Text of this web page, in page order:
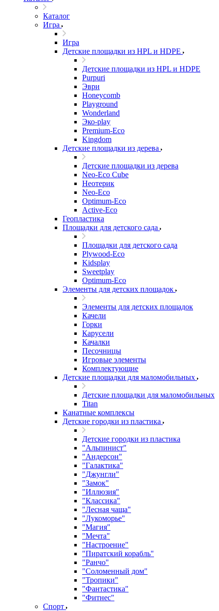
Каталог
Игра
Игра
Детские площадки из HPL и HDPE
Детские площадки из HPL и HDPE
Purpuri
Эври
Honeycomb
Playground
Wonderland
Эко-play
Premium-Eco
Kingdom
Детские площадки из дерева
Детские площадки из дерева
Neo-Eco Cube
Неотерик
Neo-Eco
Оptimum-Еco
Active-Eco
Геопластика
Площадки для детского сада
Площадки для детского сада
Plywood-Eco
Kidsplay
Sweetplay
Оptimum-Еco
Элементы для детских площадок
Элементы для детских площадок
Качели
Горки
Карусели
Качалки
Песочницы
Игровые элементы
Комплектующие
Детские площадки для маломобильных
Детские площадки для маломобильных
Titan
Канатные комплексы
Детские городки из пластика
Детские городки из пластика
"Альпинист"
"Андерсон"
"Галактика"
"Джунгли"
"Замок"
"Иллюзия"
"Классика"
"Лесная чаща"
"Лукоморье"
"Магия"
"Мечта"
"Настроение"
"Пиратский корабль"
"Ранчо"
"Соломенный дом"
"Тропики"
"Фантастика"
"Фитнес"
Спорт